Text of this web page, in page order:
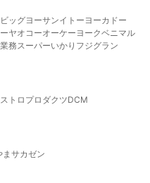
ビッグヨーサンイトーヨーカドー
ヤオコーオーケー ヨークベニマル
業務スーパーいかり フジグラン
トロプロダクツDCM
サカゼン